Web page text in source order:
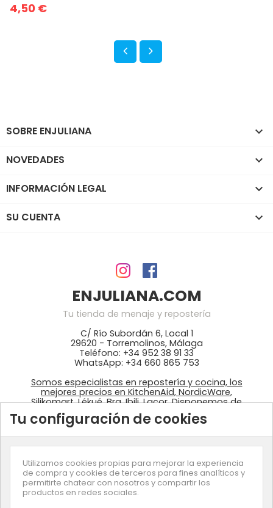
4,50 €
SOBRE ENJULIANA 
NOVEDADES 
INFORMACIÓN LEGAL 
SU CUENTA 
ENJULIANA.COM
Tu tienda de menaje y repostería
C/ Río Subordán 6, Local 1
29620 - Torremolinos, Málaga
Teléfono: +34 952 38 91 33
WhatsApp: +34 660 865 753
Somos especialistas en repostería y cocina, los
mejores precios en KitchenAid, NordicWare,
Silikomart, Lékué, Bra, Ibili, Lacor. Disponemos de
ingredientes: colorantes Wilton, fondant
azucrén, pastas de Sosa, …
Suscríbete a nuestra newsletter
Tu configuración de cookies
Utilizamos cookies propias para mejorar la experiencia
de compra y cookies de terceros para fines analíticos y
permitirte chatear con nosotros y compartir los
productos en redes sociales.